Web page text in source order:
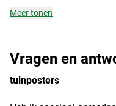
Vragen en
tuinposters
Meer tonen